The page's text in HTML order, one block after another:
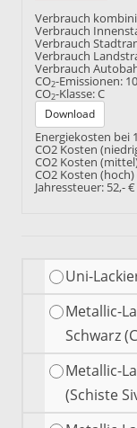
Verbrauch
Verbrauch
Verbrauch
Verbrauch
Verbrauch
CO2-Emissionen:
CO2-Klasse:C
Download
Energiekosten bei
CO2 Kosten
CO2 Kosten
CO2 Kosten (hoch)
Jahressteuer: 52,- €
Uni-
Metallic-
Schwarz
Metallic-
(Schiste